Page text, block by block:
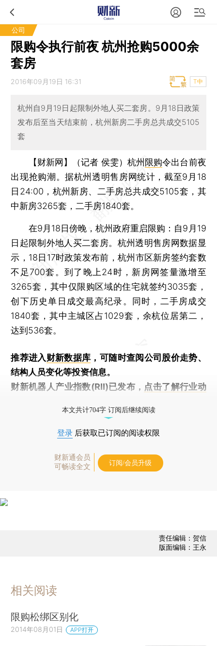
公司
限购令执行前夜 杭州抢购5000余
套房
2016年09月19日 16:31 T中
杭州自9月19日起限制外地人买二套房。9月18日政策
发布后至当天结束前，杭州新房二手房总共成交5105
套
【财新网】（记者 侯雯） 杭州 限购令出台前夜
出现抢购潮。据杭州透明售房网统计，截至9月18
日24:00，杭州新房、二手房总共成交5105套，其
中新房3265套，二手房1840套。
在9月18日傍晚，杭州政府重启限购：自9月19
日起限制外地人买二套房。杭州透明售房网数据显
示，18日17时政策发布前，杭州市区新房签约套数
不足700套。到了晚上24时，新房网签量激增至
3265套，其中仅限购区域的住宅就签约3035套，
创下历史单日成交最高纪录。同时，二手房成交
1840套，其中主城区占1029套，余杭位居第二，
达到536套。
推荐进入财新数据库 ，可随时查阅公司股价走势、
结构人员变化等投资信息。
财新机器人产业指数(RII)已发布， 点击了解行业动
本文共计704字 订阅后继续阅读
登录 后获取已订阅的阅读权限
财新通会员
可畅读全文
订阅/会员升级
责任编辑：贺信
版面编辑：王永
相关阅读
限购松绑区别化
2014年08月01日 APP打开